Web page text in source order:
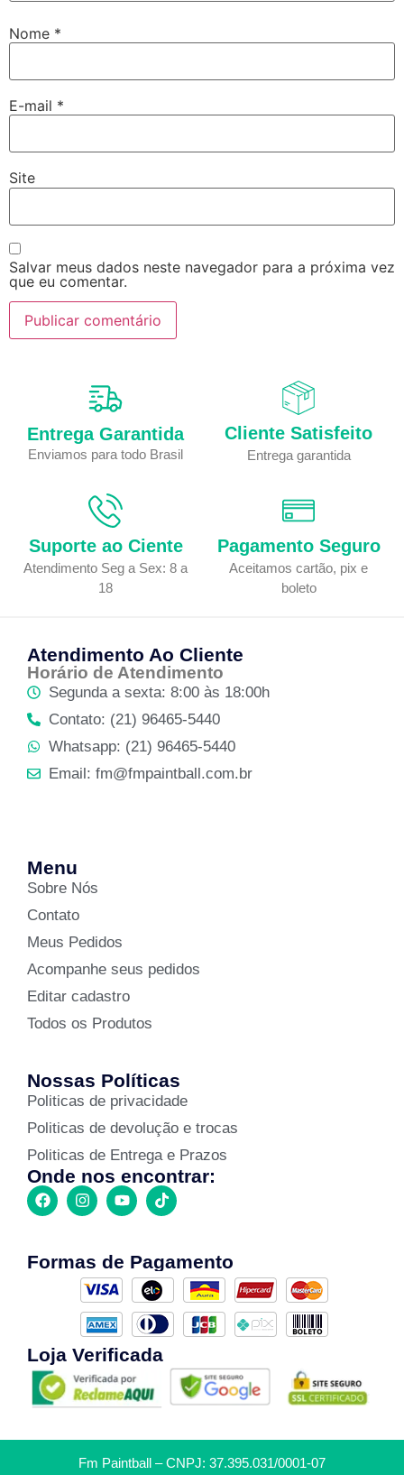
Nome *
E-mail *
Site
Salvar meus dados neste navegador para a próxima vez
que eu comentar.
Entrega Garantida
Enviamos para todo Brasil
Cliente Satisfeito
Entrega garantida
Suporte ao Ciente
Atendimento Seg a Sex: 8 a
18
Pagamento Seguro
Aceitamos cartão, pix e
boleto
Atendimento Ao Cliente
Horário de Atendimento
Segunda a sexta: 8:00 às 18:00h
Contato: (21) 96465-5440
Whatsapp: (21) 96465-5440
Email: fm@fmpaintball.com.br
Menu
Sobre Nós
Contato
Meus Pedidos
Acompanhe seus pedidos
Editar cadastro
Todos os Produtos
Nossas Políticas
Politicas de privacidade
Politicas de devolução e trocas
Politicas de Entrega e Prazos
Onde nos encontrar:
Formas de Pagamento
Loja Verificada
Fm Paintball – CNPJ: 37.395.031/0001-07